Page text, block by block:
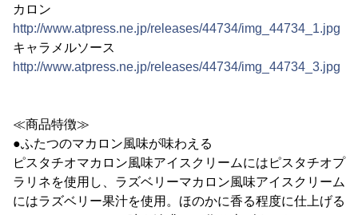
カロン
http://www.atpress.ne.jp/releases/44734/img_44734_1.jpg
キャラメルソース
http://www.atpress.ne.jp/releases/44734/img_44734_3.jpg
≪商品特徴≫
●ふたつのマカロン風味が味わえる
ピスタチオマカロン風味アイスクリームにはピスタチオプ
ラリネを使用し、ラズベリーマカロン風味アイスクリーム
にはラズベリー果汁を使用。ほのかに香る程度に仕上げる